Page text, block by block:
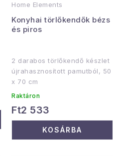
Home Elements
Konyhai törlőkendők bézs
és piros
2 darabos törlőkendő készlet
újrahasznosított pamutból, 50
x 70 cm
Raktáron
Ft2 533
KOSÁRBA